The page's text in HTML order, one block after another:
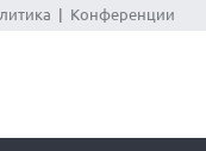
Конференции